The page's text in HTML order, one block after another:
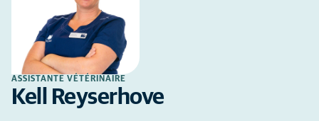
ASSISTANTE VÉTÉRINAIRE
Kell Reyserhove